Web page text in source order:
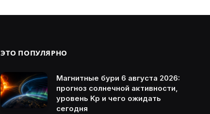
ЭТО ПОПУЛЯРНО
Магнитные бури 6 августа 2026:
прогноз солнечной активности,
уровень Kp и чего ожидать
сегодня